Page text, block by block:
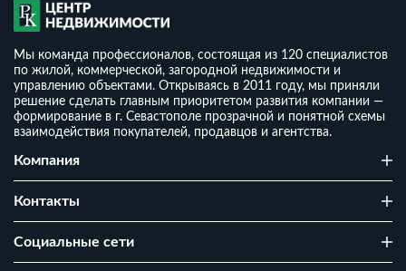
Дом 120 м² на участке 9 соток
12 500 000
2
Мы команда профессионалов, состоящая из 120 специалистов
по жилой, коммерческой, загородной недвижимости и
управлению объектами. Открываясь в 2011 году, мы приняли
решение сделать главным приоритетом развития компании —
формирование в г. Севастополе прозрачной и понятной схемы
взаимодействия покупателей, продавцов и агентства.
Компания
Контакты
Cоциальные сети